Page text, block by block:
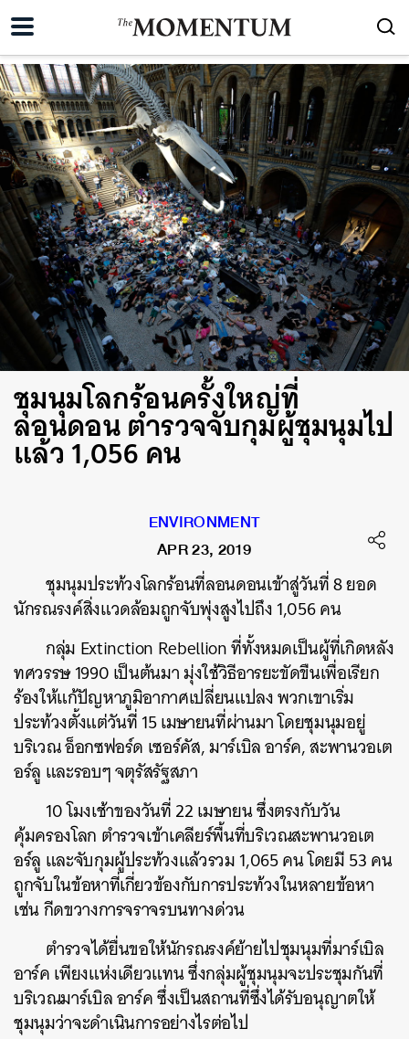
ชุมนุมโลกร้อนครั้งใหญ่ที่
ลอนดอน ตำรวจจับกุมผู้ชุมนุมไป
แล้ว 1,056 คน
ENVIRONMENT
APR 23, 2019
ชุมนุมประท้วงโลกร้อนที่ลอนดอนเข้าสู่วันที่ 8 ยอด
นักรณรงค์สิ่งแวดล้อมถูกจับพุ่งสูงไปถึง 1,056 คน
กลุ่ม Extinction Rebellion ที่ทั้งหมดเป็นผู้ที่เกิดหลัง
ทศวรรษ 1990 เป็นต้นมา มุ่งใช้วิธีอารยะขัดขืนเพื่อเรียก
ร้องให้แก้ปัญหาภูมิอากาศเปลี่ยนแปลง พวกเขาเริ่ม
ประท้วงตั้งแต่วันที่ 15 เมษายนที่ผ่านมา โดยชุมนุมอยู่
บริเวณ อ็อกซฟอร์ด เซอร์คัส, มาร์เบิล อาร์ค, สะพานวอเต
อร์ลู และรอบๆ จตุรัสรัฐสภา
10 โมงเช้าของวันที่ 22 เมษายน ซึ่งตรงกับวัน
คุ้มครองโลก ตำรวจเข้าเคลียร์พื้นที่บริเวณสะพานวอเต
อร์ลู และจับกุมผู้ประท้วงแล้วรวม 1,065 คน โดยมี 53 คน
ถูกจับในข้อหาที่เกี่ยวข้องกับการประท้วงในหลายข้อหา
เช่น กีดขวางการจราจรบนทางด่วน
ตำรวจได้ยื่นขอให้นักรณรงค์ย้ายไปชุมนุมที่มาร์เบิล
อาร์ค เพียงแห่งเดียวแทน ซึ่งกลุ่มผู้ชุมนุมจะประชุมกันที่
บริเวณมาร์เบิล อาร์ค ซึ่งเป็นสถานที่ซึ่งได้รับอนุญาตให้
ชุมนุมว่าจะดำเนินการอย่างไรต่อไป